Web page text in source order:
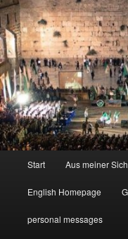
Start Aus meiner
English Homepage
personal messages